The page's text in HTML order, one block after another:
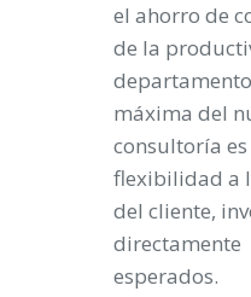
el ahorro de
de la
máxima del
consultoría
flexibilidad a
del cliente,
directamente
esperados.